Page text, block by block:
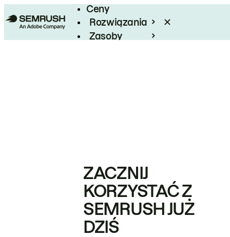
Ceny
Rozwiązania
Zasoby
ZACZNIJ
KORZYSTAĆ Z
SEMRUSH JUŻ
DZIŚ